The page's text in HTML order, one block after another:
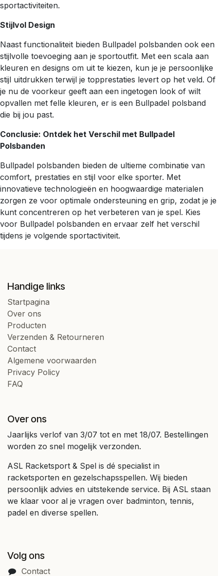
sportactiviteiten.
Stijlvol Design
Naast functionaliteit bieden Bullpadel polsbanden ook een
stijlvolle toevoeging aan je sportoutfit. Met een scala aan
kleuren en designs om uit te kiezen, kun je je persoonlijke
stijl uitdrukken terwijl je topprestaties levert op het veld. Of
je nu de voorkeur geeft aan een ingetogen look of wilt
opvallen met felle kleuren, er is een Bullpadel polsband
die bij jou past.
Conclusie: Ontdek het Verschil met Bullpadel
Polsbanden
Bullpadel polsbanden bieden de ultieme combinatie van
comfort, prestaties en stijl voor elke sporter. Met
innovatieve technologieën en hoogwaardige materialen
zorgen ze voor optimale ondersteuning en grip, zodat je je
kunt concentreren op het verbeteren van je spel. Kies
voor Bullpadel polsbanden en ervaar zelf het verschil
tijdens je volgende sportactiviteit.
Handige links
Startpagina
Over ons
Producten
Verzenden & Retourneren
Contact
Algemene voorwaarden
Privacy Policy
FAQ
Over ons
Jaarlijks verlof van 3/07 tot en met 18/07. Bestellingen
worden zo snel mogelijk verzonden.
ASL Racketsport & Spel is dé specialist in
racketsporten en gezelschapsspellen. Wij bieden
persoonlijk advies en uitstekende service. Bij ASL staan
we klaar voor al je vragen over badminton, tennis,
padel en diverse spellen.
Volg ons
Contact